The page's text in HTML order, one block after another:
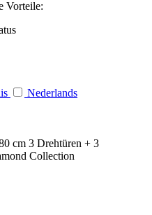
Vorteile:
Nederlands
cm 3 Drehtüren + 3
Collection